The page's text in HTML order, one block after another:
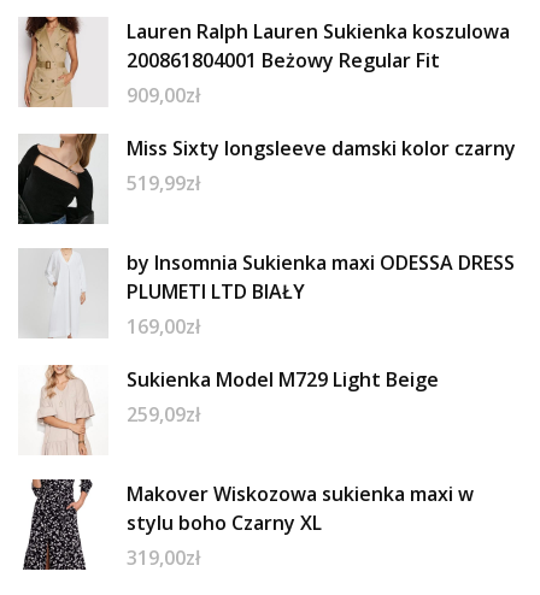
Lauren Ralph Lauren Sukienka koszulowa
200861804001 Beżowy Regular Fit
909,00zł
Miss Sixty longsleeve damski kolor czarny
519,99zł
by Insomnia Sukienka maxi ODESSA DRESS
PLUMETI LTD BIAŁY
169,00zł
Sukienka Model M729 Light Beige
259,09zł
Makover Wiskozowa sukienka maxi w
stylu boho Czarny XL
319,00zł